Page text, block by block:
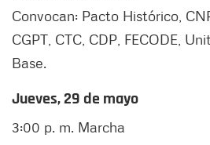
Convocan: Pacto Histórico,
CGPT, CTC, CDP, FECODE,
Base.
Jueves, 29 de mayo
3:00 p. m. Marcha